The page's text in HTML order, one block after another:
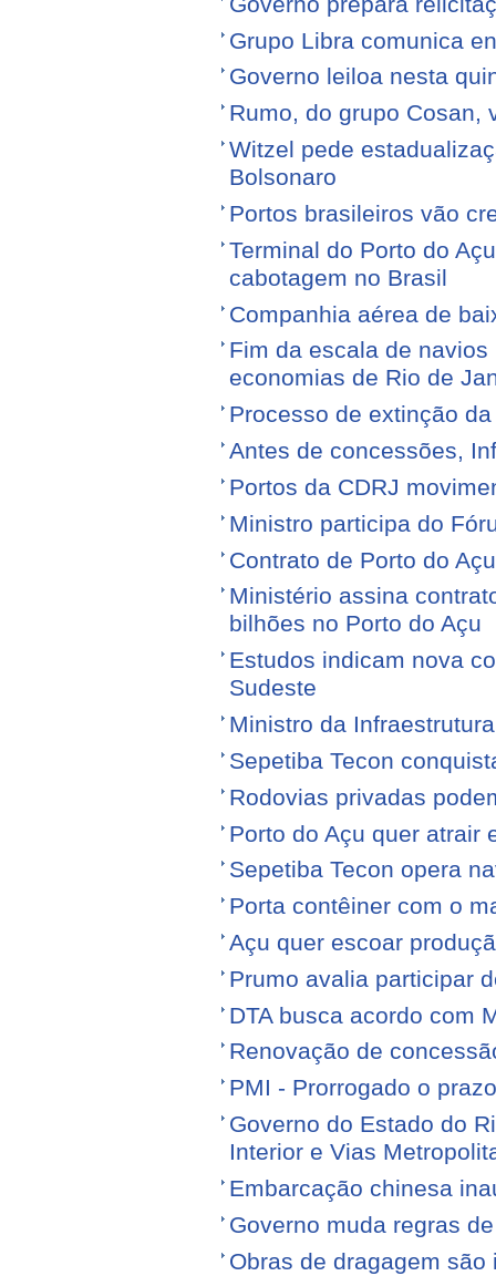
Grupo Libra comunica
Governo leiloa nesta
Rumo, do grupo Cosan,
Witzel pede
Bolsonaro
Portos brasileiros vão
Terminal do Porto do
cabotagem no Brasil
Companhia aérea de
Fim da escala de
economias de Rio de
Processo de extinção
Antes de concessões,
Portos da CDRJ
Ministro participa do
Contrato de Porto do
Ministério assina
bilhões no Porto do Açu
Estudos indicam nova
Sudeste
Ministro da
Sepetiba Tecon
Rodovias privadas
Porto do Açu quer atrair
Sepetiba Tecon opera
Porta contêiner com o
Açu quer escoar
Prumo avalia participar
DTA busca acordo com
Renovação de
PMI - Prorrogado o
Governo do Estado do
Interior e Vias
Embarcação chinesa
Governo muda regras
Obras de dragagem